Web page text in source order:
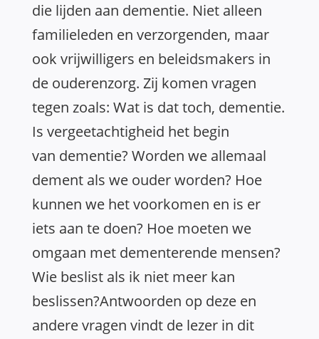
die lijden aan dementie. Niet alleen
familieleden en verzorgenden, maar
ook vrijwilligers en beleidsmakers in
de ouderenzorg. Zij komen vragen
tegen zoals: Wat is dattoch, dementie.
Is vergeetachtigheid het begin
van dementie? Worden we allemaal
dement als we ouder worden? Hoe
kunnen we het voorkomen en is er
iets aan te doen? Hoe moeten we
omgaan met dementerende mensen?
Wie beslist als ik niet meer kan
beslissen?Antwoorden op deze en
andere vragen vindt de lezer in dit